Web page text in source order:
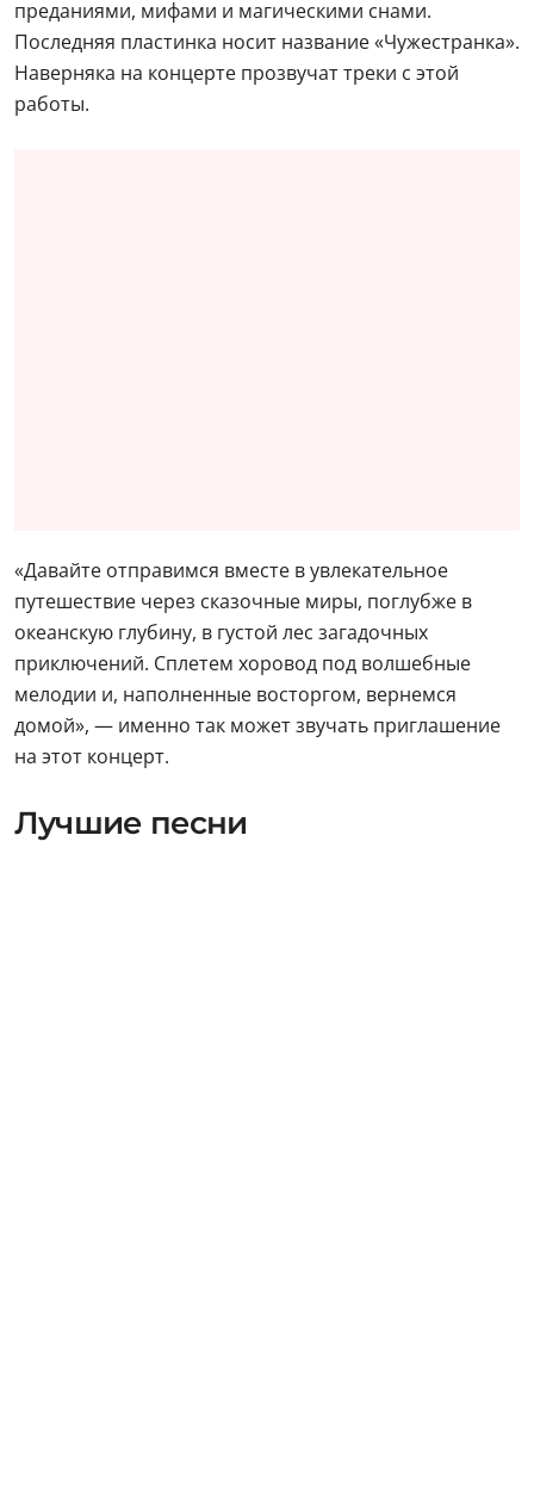
преданиями, мифами и магическими снами.
Последняя пластинка носит название «Чужестранка».
Наверняка на концерте прозвучат треки с этой
работы.
«Давайте отправимся вместе в увлекательное
путешествие через сказочные миры, поглубже в
океанскую глубину, в густой лес загадочных
приключений. Сплетем хоровод под волшебные
мелодии и, наполненные восторгом, вернемся
домой», — именно так может звучать приглашение
на этот концерт.
Лучшие песни